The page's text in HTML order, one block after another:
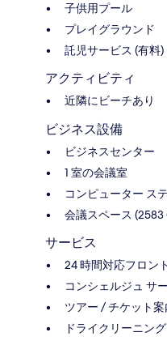
子供用プール
プレイグラウンド
託児サービス (有料)
アクティビティ
近隣にビーチあり
ビジネス設備
ビジネスセンター
1 室の会議室
コンピューター ス
会議スペース
サービス
24 時間対応フロン
コンシェルジュ サ
ツアー / チケット案
ドライクリーニン